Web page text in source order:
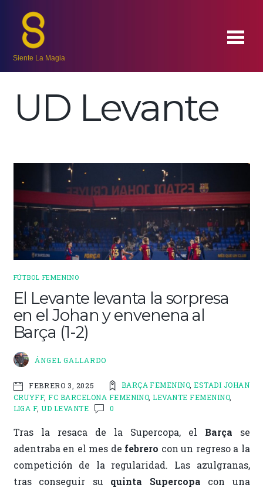
Siente La Magia
UD Levante
FÚTBOL FEMENINO
El Levante levanta la sorpresa
en el Johan y envenena al
Barça (1-2)
ÁNGEL GALLARDO
FEBRERO 3, 2025 BARÇA FEMENINO,ESTADI JOHAN
CRUYFF,FC BARCELONA FEMENINO,LEVANTE FEMENINO,
LIGA F,UD LEVANTE 0
Tras la resaca de la Supercopa, el Barça se
adentraba en el mes de febrero con un regreso a la
competición de la regularidad. Las azulgranas,
tras conseguir su quinta Supercopa con una